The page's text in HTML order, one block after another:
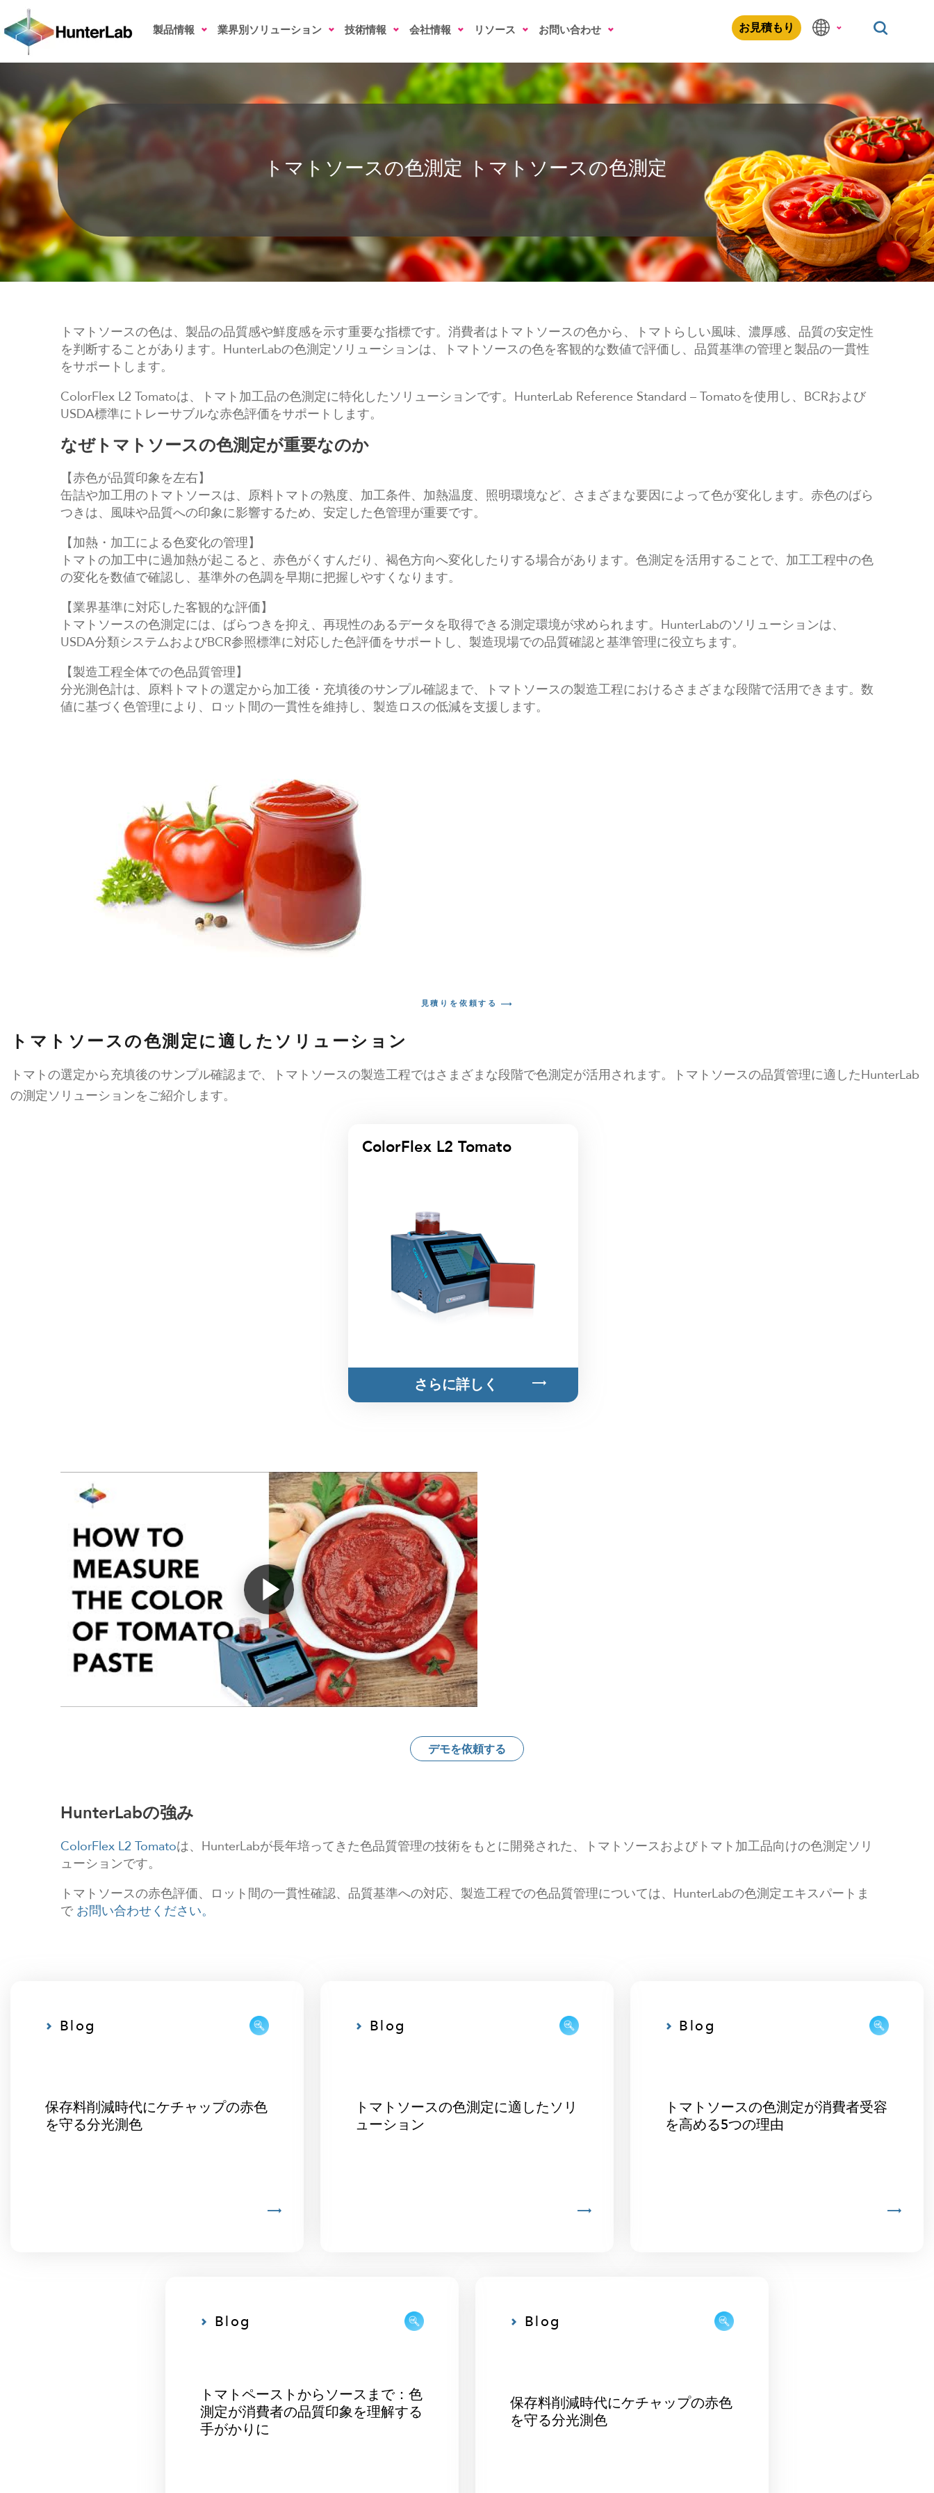
製品情報 業界別ソリューション 技術情報 会社情報 リソース お問い合わせ お見積もり
トマトソースの色測定
トマトソースの色測定 トマトソースの色測定
トマトソースの色は、製品の品質感や鮮度感を示す重要な指標です。消費者はトマトソースの色から、トマトらしい風味、濃厚感、品質の安定性
を判断することがあります。HunterLabの色測定ソリューションは、トマトソースの色を客観的な数値で評価し、品質基準の管理と製品の一貫性
をサポートします。
ColorFlex L2 Tomatoは、トマト加工品の色測定に特化したソリューションです。HunterLab Reference Standard – Tomatoを使用し、BCRおよび
USDA標準にトレーサブルな赤色評価をサポートします。
なぜトマトソースの色測定が重要なのか
【赤色が品質印象を左右】
缶詰や加工用のトマトソースは、原料トマトの熟度、加工条件、加熱温度、照明環境など、さまざまな要因によって色が変化します。赤色のばら
つきは、風味や品質への印象に影響するため、安定した色管理が重要です。
【加熱・加工による色変化の管理】
トマトの加工中に過加熱が起こると、赤色がくすんだり、褐色方向へ変化したりする場合があります。色測定を活用することで、加工工程中の色
の変化を数値で確認し、基準外の色調を早期に把握しやすくなります。
【業界基準に対応した客観的な評価】
トマトソースの色測定には、ばらつきを抑え、再現性のあるデータを取得できる測定環境が求められます。HunterLabのソリューションは、
USDA分類システムおよびBCR参照標準に対応した色評価をサポートし、製造現場での品質確認と基準管理に役立ちます。
【製造工程全体での色品質管理】
分光測色計は、原料トマトの選定から加工後・充填後のサンプル確認まで、トマトソースの製造工程におけるさまざまな段階で活用できます。数
値に基づく色管理により、ロット間の一貫性を維持し、製造ロスの低減を支援します。
見積りを依頼する
トマトソースの色測定に適したソリューション
トマトの選定から充填後のサンプル確認まで、トマトソースの製造工程ではさまざまな段階で色測定が活用されます。トマトソースの品質管理に適したHunterLab
の測定ソリューションをご紹介します。
ColorFlex L2 Tomato
さらに詳しく
デモを依頼する
HunterLabの強み
ColorFlex L2 Tomatoは、HunterLabが長年培ってきた色品質管理の技術をもとに開発された、トマトソースおよびトマト加工品向けの色測定ソリ
ューションです。
トマトソースの赤色評価、ロット間の一貫性確認、品質基準への対応、製造工程での色品質管理については、HunterLabの色測定エキスパートま
で お問い合わせください。
Blog
保存料削減時代にケチャップの赤色
を守る分光測色
Blog
トマトソースの色測定に適したソリ
ューション
Blog
トマトソースの色測定が消費者受容
を高める5つの理由
Blog
トマトペーストからソースまで：色
測定が消費者の品質印象を理解する
手がかりに
Blog
保存料削減時代にケチャップの赤色
を守る分光測色